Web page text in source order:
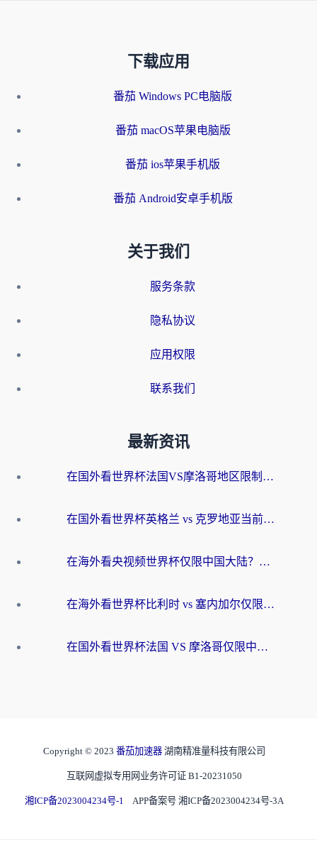
下载应用
番茄 Windows PC电脑版
番茄 macOS苹果电脑版
番茄 ios苹果手机版
番茄 Android安卓手机版
关于我们
服务条款
隐私协议
应用权限
联系我们
最新资讯
在国外看世界杯法国VS摩洛哥地区限制？这篇指南让你流畅看中文解说无压力
在国外看世界杯英格兰 vs 克罗地亚当前地区不可播放？这篇指南帮你搞定所有海外观赛难题
在海外看央视频世界杯仅限中国大陆？这篇指南帮你解锁中文解说+无卡顿直播
在海外看世界杯比利时 vs 塞内加尔仅限中国大陆？我找到了最流畅的中文解说之路
在国外看世界杯法国 VS 摩洛哥仅限中国大陆？海外党这样看中文解说赛事不卡顿
Copyright © 2023 番茄加速器 湖南精准量科技有限公司
互联网虚拟专用网业务许可证 B1-20231050
湘ICP备2023004234号-1 APP备案号 湘ICP备2023004234号-3A